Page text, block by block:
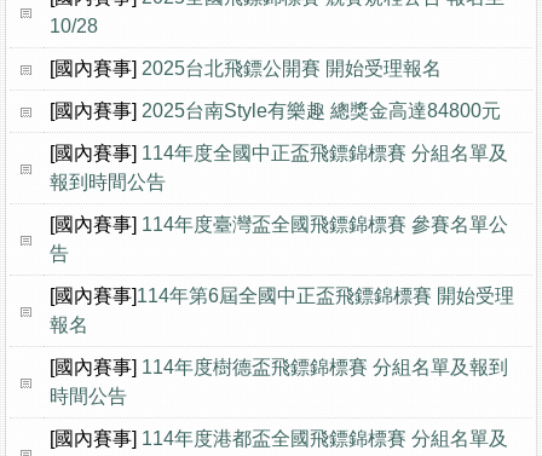
10/28
[國內賽事] 2025台北飛鏢公開賽 開始受理報名
[國內賽事] 2025台南Style有樂趣 總獎金高達84800元
[國內賽事] 114年度全國中正盃飛鏢錦標賽 分組名單及
報到時間公告
[國內賽事] 114年度臺灣盃全國飛鏢錦標賽 參賽名單公
告
[國內賽事]​114年第6屆全國中正盃飛鏢錦標賽 開始受理
報名
[國內賽事] 114年度樹德盃飛鏢錦標賽 分組名單及報到
時間公告
[國內賽事] 114年度港都盃全國飛鏢錦標賽 分組名單及